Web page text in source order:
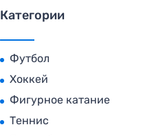
Категории
Футбол
Хоккей
Фигурное катание
Теннис